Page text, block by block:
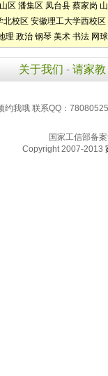
区 潘集区 凤台县 蔡家岗
北校区 安徽理工大学西校区
理 政治 钢琴 美术 书法 网球
关于我们 - 请家教
约我哦 联系QQ：
国家工信部备
Copyright 2007-2013